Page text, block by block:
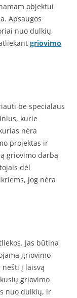
objektui
Apsaugos
nuo dulkių,
griovimo
be specialaus
kurie
nėra
projektas ir
griovimo darbą
dėl
jog nėra
Jas būtina
griovimo
į laisvą
griovimo
nuo dulkių, ir